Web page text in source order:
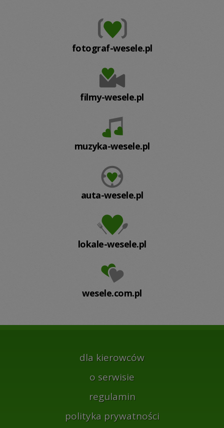
fotograf-wesele.pl
filmy-wesele.pl
muzyka-wesele.pl
auta-wesele.pl
lokale-wesele.pl
wesele.com.pl
dla kierowców
o serwisie
regulamin
polityka prywatności